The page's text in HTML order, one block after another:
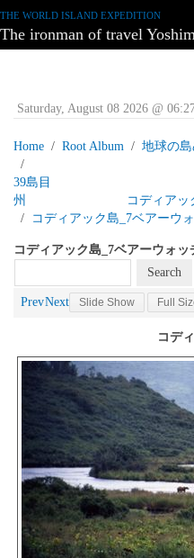
THE WORLD ISLAND EXPEDITION
The ironman of travel
Saturday, August 08 2026 @
Home Root Album 地球の島
39島目 アメリカ
州 コディアック
コディアック島_7ベアーウ
コディアック島_7ベアーウォッ
PrevNext Slide Show Full
コデ